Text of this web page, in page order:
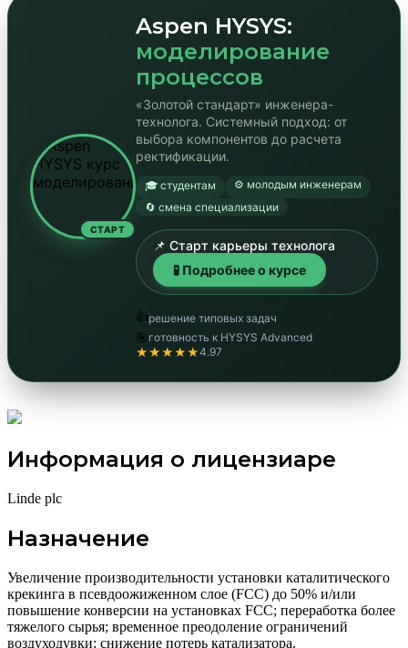
СТАРТ
Aspen HYSYS:
моделирование
процессов
«Золотой стандарт» инженера-
технолога. Системный подход: от
выбора компонентов до расчета
ректификации.
🎓 студентам
⚙️ молодым инженерам
🔄 смена специализации
📌 Старт карьеры технолога
🧪 Подробнее о курсе
👍решение типовых задач
🎯 готовность к HYSYS Advanced
★★★★★4.97
Информация о лицензиаре
Linde plc
Назначение
Увеличение производительности установки каталитического
крекинга в псевдоожиженном слое (FCC) до 50% и/или
повышение конверсии на установках FCC; переработка более
тяжелого сырья; временное преодоление ограничений
воздуходувки; снижение потерь катализатора.